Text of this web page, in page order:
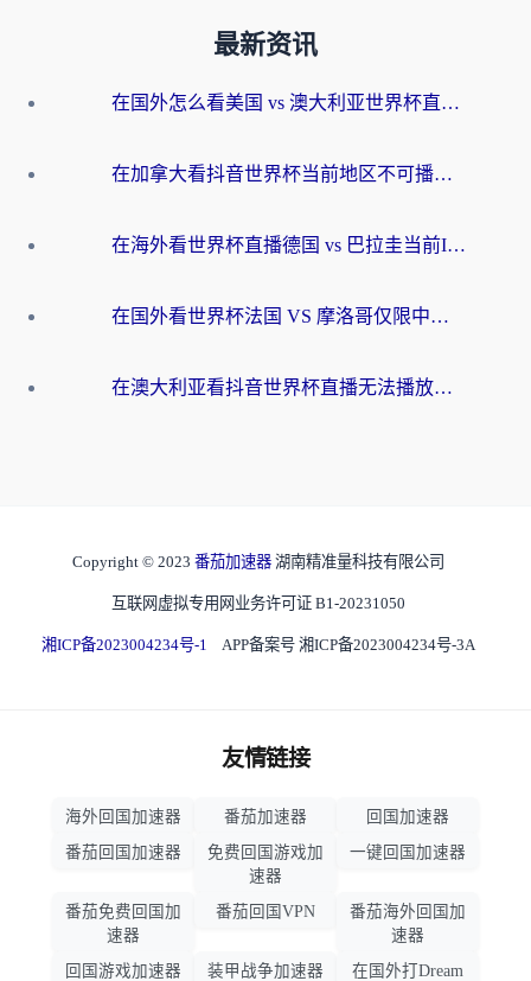
最新资讯
在国外怎么看美国 vs 澳大利亚世界杯直播？海外党必藏的中文解说观赛指南
在加拿大看抖音世界杯当前地区不可播放？海外党体育观赛终极指南
在海外看世界杯直播德国 vs 巴拉圭当前IP受限制？这篇指南帮你轻松解决地区限制
在国外看世界杯法国 VS 摩洛哥仅限中国大陆？别让地域限制拦下你的欢呼
在澳大利亚看抖音世界杯直播无法播放？海外党体育观赛终极指南来了！
Copyright © 2023 番茄加速器 湖南精准量科技有限公司
互联网虚拟专用网业务许可证 B1-20231050
湘ICP备2023004234号-1 APP备案号 湘ICP备2023004234号-3A
友情链接
海外回国加速器 番茄加速器
回国加速器
番茄回国加速器
免费回国游戏加
速器
一键回国加速器
番茄免费回国加
速器
番茄回国VPN
番茄海外回国加
速器
回国游戏加速器
装甲战争加速器 在国外打Dream